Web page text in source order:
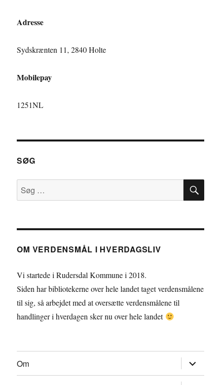
Adresse
Sydskrænten 11, 2840 Holte
Mobilepay
1251NL
SØG
Søg
efter:
OM VERDENSMÅL I HVERDAGSLIV
Vi startede i Rudersdal Kommune i 2018.
Siden har bibliotekerne over hele landet taget verdensmålene
til sig, så arbejdet med at oversætte verdensmålene til
handlinger i hverdagen sker nu over hele landet
Om udvid